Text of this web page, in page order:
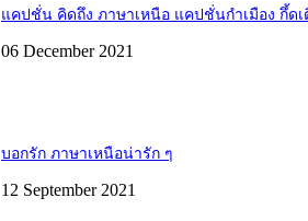
แคปชั่น คิดถึง ภาษาเหนือ แคปชั่นกำเมือง กึ้ดเ
06 December 2021
บอกรัก ภาษาเหนือน่ารัก ๆ
12 September 2021